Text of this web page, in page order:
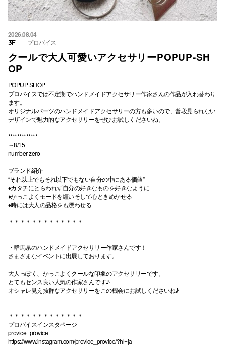
2026.08.04
3F プロバイス
クールで大人可愛いアクセサリーPOPUP-SH
OP
POPUP SHOP
プロバイスでは不定期でハンドメイドアクセサリー作家さんの作品が入れ替わり
ます。
オリジナルパーツのハンドメイドアクセサリーの方も多いので、普段見られない
デザインで魅力的なアクセサリーをぜひお試しくださいね。
*************
～8/15
number zero
ブランド紹介
“それ以上でもそれ以下でもない自分の中にある価値”
♦︎カタチにとらわれず自分の好きなものを好きなように
♦︎かっこよくモードを纏いそして心ときめかせる
♦︎時には大人の品格をも漂わせる
＊＊＊＊＊＊＊＊＊＊＊＊＊
・群馬県のハンドメイドアクセサリー作家さんです！
さまざまなイベントに出展しております。
大人っぽく、かっこよくクールな印象のアクセサリーです。
とてもセンス良い人気の作家さんです♪
オシャレ見え抜群なアクセサリーをこの機会にお試しくださいね♪
＊＊＊＊＊＊＊＊＊＊＊＊＊
プロバイスインスタページ
provice_provice
https://www.instagram.com/provice_provice/?hl=ja
利用規約